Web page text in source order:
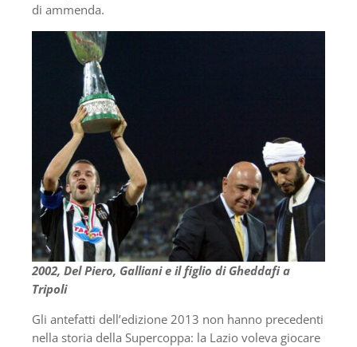
di ammenda.
2002, Del Piero, Galliani e il figlio di Gheddafi a
Tripoli
Gli antefatti dell’edizione 2013 non hanno precedenti
nella storia della Supercoppa: la Lazio voleva giocare